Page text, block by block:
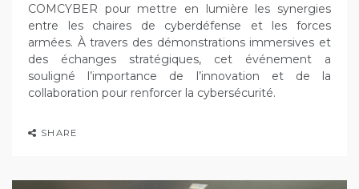
COMCYBER pour mettre en lumière les synergies
entre les chaires de cyberdéfense et les forces
armées. À travers des démonstrations immersives et
des échanges stratégiques, cet événement a
souligné l’importance de l’innovation et de la
collaboration pour renforcer la cybersécurité.
SHARE